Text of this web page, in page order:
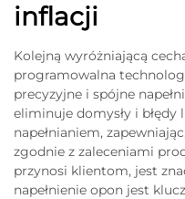
inflacji
Kolejną wyróżniającą
programowalna
precyzyjne i spójne
eliminuje domysły i błędy
napełnianiem,
zgodnie z zaleceniami
przynosi klientom, jest
napełnienie opon jest